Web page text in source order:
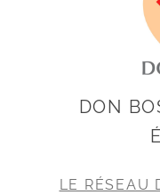
DON
LE RÉSEAU